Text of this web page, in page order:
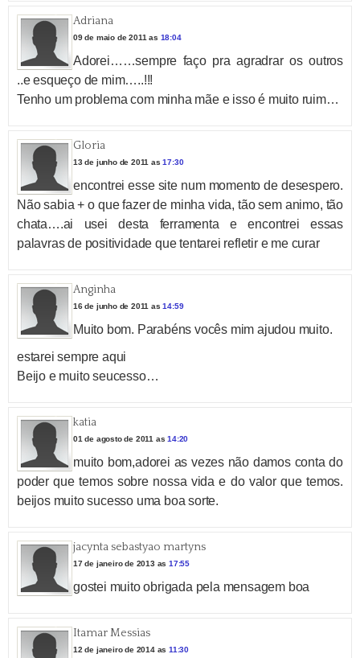
Adriana
09 de maio de 2011 as 18:04
Adorei……sempre faço pra agradrar os outros
..e esqueço de mim…..!!!
Tenho um problema com minha mãe e isso é muito ruim…
Gloria
13 de junho de 2011 as17:30
encontrei esse site num momento de desespero.
Não sabia + o que fazer de minha vida, tão sem animo, tão
chata….ai usei desta ferramenta e encontrei essas
palavras de positividade que tentarei refletir e me curar
Anginha
16 de junho de 2011 as14:59
Muito bom. Parabéns vocês mim ajudou muito.
estarei sempre aqui
Beijo e muito seucesso…
katia
01 de agosto de 2011 as14:20
muito bom,adorei as vezes não damos conta do
poder que temos sobre nossa vida e do valor que temos.
beijos muito sucesso uma boa sorte.
jacynta sebastyao martyns
17 de janeiro de 2013 as17:55
gostei muito obrigada pela mensagem boa
Itamar Messias
12 de janeiro de 2014 as11:30